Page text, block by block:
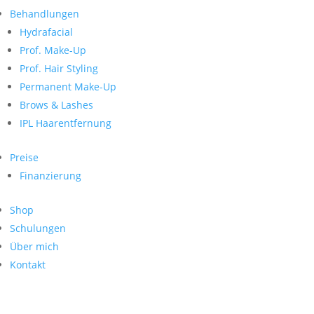
Behandlungen
Hydrafacial
Prof. Make-Up
Prof. Hair Styling
Permanent Make-Up
Brows & Lashes
IPL Haarentfernung
Preise
Finanzierung
Shop
Schulungen
Über mich
Kontakt
nach:
Neueste Kommentare
Archiv
Kategorien
Keine Kategorien
Meta
Anmelden
Feed der Einträge
WordPress.org
Search
nach:
Archive
Kontakt
Impressum
Datenschutz